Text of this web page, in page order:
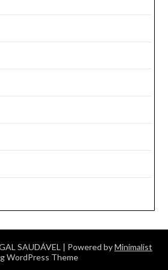
SAUDÁVEL | Powered byMinimalist
WordPress Theme